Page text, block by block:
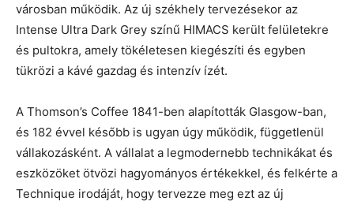
városban működik. Az új székhely tervezésekor az
Intense Ultra Dark Grey színű HIMACS került felületekre
és pultokra, amely tökéletesen kiegészíti és egyben
tükrözi a kávé gazdag és intenzív ízét.
A Thomson’s Coffee 1841-ben alapították Glasgow-ban,
és 182 évvel később is ugyan úgy működik, függetlenül
vállakozásként. A vállalat a legmodernebb technikákat és
eszközöket ötvözi hagyományos értékekkel, és felkérte a
Technique irodáját, hogy tervezze meg ezt az új